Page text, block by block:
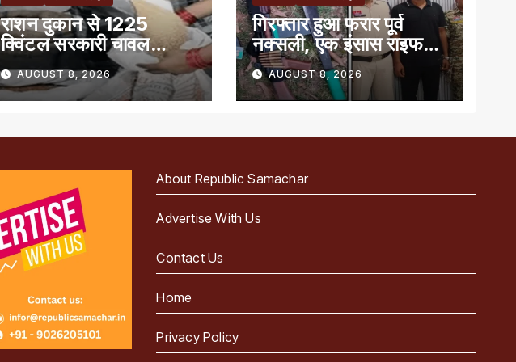
राशन दुकान से 1225
क्विंटल सरकारी चावल
गायब, 50 लाख का गबन
AUGUST 8, 2026
गिरफ्तार हुआ फरार पूर्व
नक्सली, एक इंसास राइफल,
कारतूस और तलवार जब्त
AUGUST 8, 2026
About Republic Samachar
Advertise With Us
Contact Us
Home
Privacy Policy